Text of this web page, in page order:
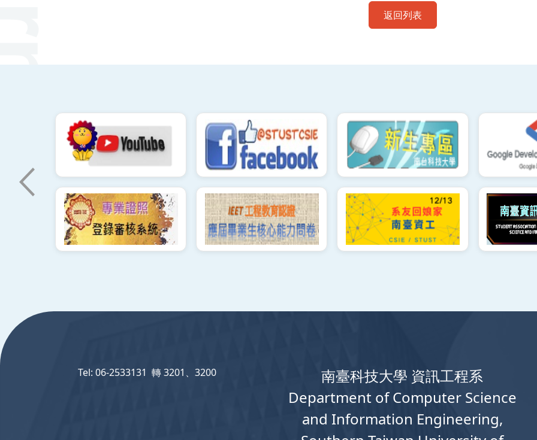
返回列表
南臺科技大學 資訊工程系
Department of Computer Science
and Information Engineering,
Tel: 06-2533131 轉 3201、3200